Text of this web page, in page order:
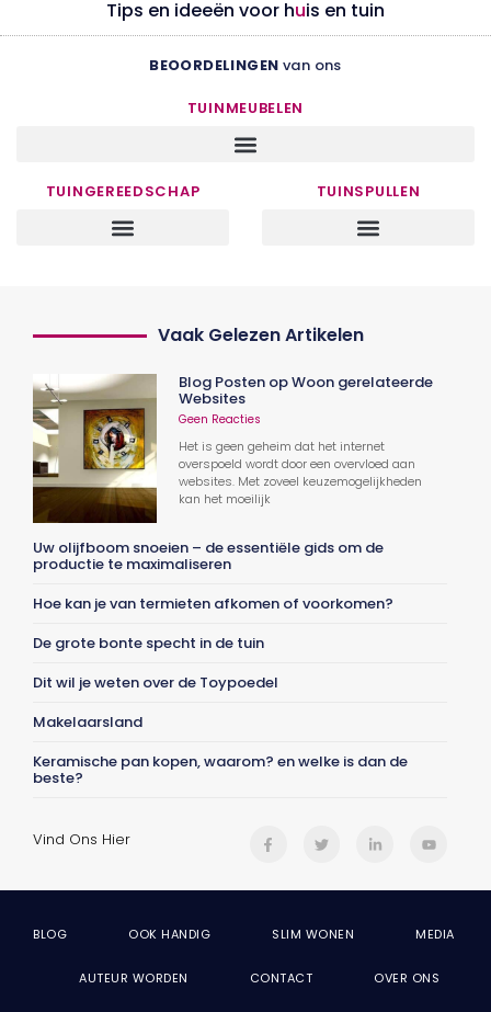
Tips en ideeën voor huis en tuin
BEOORDELINGEN van ons
TUINMEUBELEN
TUINGEREEDSCHAP TUINSPULLEN
Vaak Gelezen Artikelen
Blog Posten op Woon gerelateerde
Websites
Geen Reacties
Het is geen geheim dat het internet
overspoeld wordt door een overvloed aan
websites. Met zoveel keuzemogelijkheden
kan het moeilijk
Uw olijfboom snoeien – de essentiële gids om de
productie te maximaliseren
Hoe kan je van termieten afkomen of voorkomen?
De grote bonte specht in de tuin
Dit wil je weten over de Toypoedel
Makelaarsland
Keramische pan kopen, waarom? en welke is dan de
beste?
Vind Ons Hier
BLOG OOK HANDIG SLIM WONEN MEDIA
AUTEUR WORDEN CONTACT OVER ONS